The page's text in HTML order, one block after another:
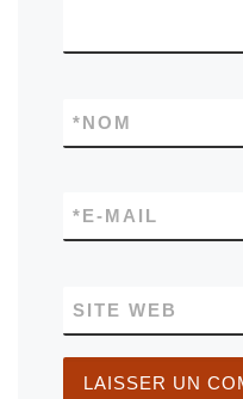
NOM
*
E-MAIL
*
SITE WEB